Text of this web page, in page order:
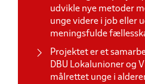
udvikle nye metoder
unge videre i job eller
meningsfulde
Projektet er et
DBU Lokalunioner og
målrettet unge i